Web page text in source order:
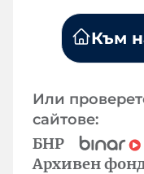
Към
Или
сайтове:
БНР
Архивен